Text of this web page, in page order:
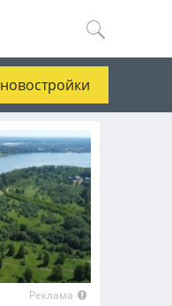
новостройки
Реклама